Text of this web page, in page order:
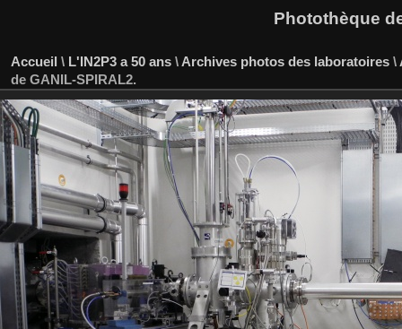
Photothèque
Accueil \ L'IN2P3 a 50 ans \ Archives photos des laboratoires \
de GANIL-SPIRAL2.